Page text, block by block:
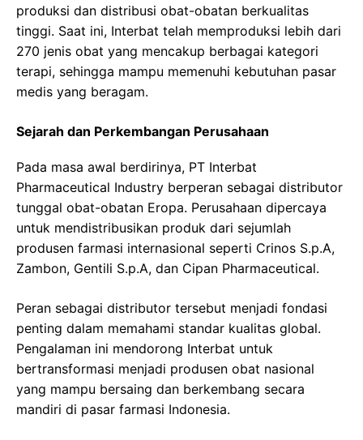
produksi dan distribusi obat-obatan berkualitas
tinggi. Saat ini, Interbat telah memproduksi lebih dari
270 jenis obat yang mencakup berbagai kategori
terapi, sehingga mampu memenuhi kebutuhan pasar
medis yang beragam.
Sejarah dan Perkembangan Perusahaan
Pada masa awal berdirinya, PT Interbat
Pharmaceutical Industry berperan sebagai distributor
tunggal obat-obatan Eropa. Perusahaan dipercaya
untuk mendistribusikan produk dari sejumlah
produsen farmasi internasional seperti Crinos S.p.A,
Zambon, Gentili S.p.A, dan Cipan Pharmaceutical.
Peran sebagai distributor tersebut menjadi fondasi
penting dalam memahami standar kualitas global.
Pengalaman ini mendorong Interbat untuk
bertransformasi menjadi produsen obat nasional
yang mampu bersaing dan berkembang secara
mandiri di pasar farmasi Indonesia.